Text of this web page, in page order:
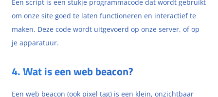
Een script is een stukje programmacode dat wordt gebruikt
om onze site goed te laten functioneren en interactief te
maken. Deze code wordt uitgevoerd op onze server, of op
je apparatuur.
4. Wat is een web beacon?
Een web beacon (ook pixel tag) is een klein, onzichtbaar